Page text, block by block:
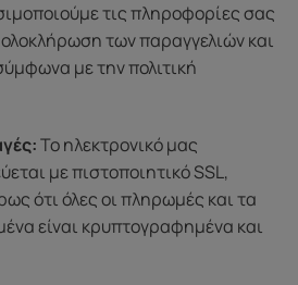
τις πληροφορίες σας
των παραγγελιών και
με την πολιτική
Το ηλεκτρονικό μας
με πιστοποιητικό SSL,
ότι όλες οι πληρωμές και τα
είναι κρυπτογραφημένα και